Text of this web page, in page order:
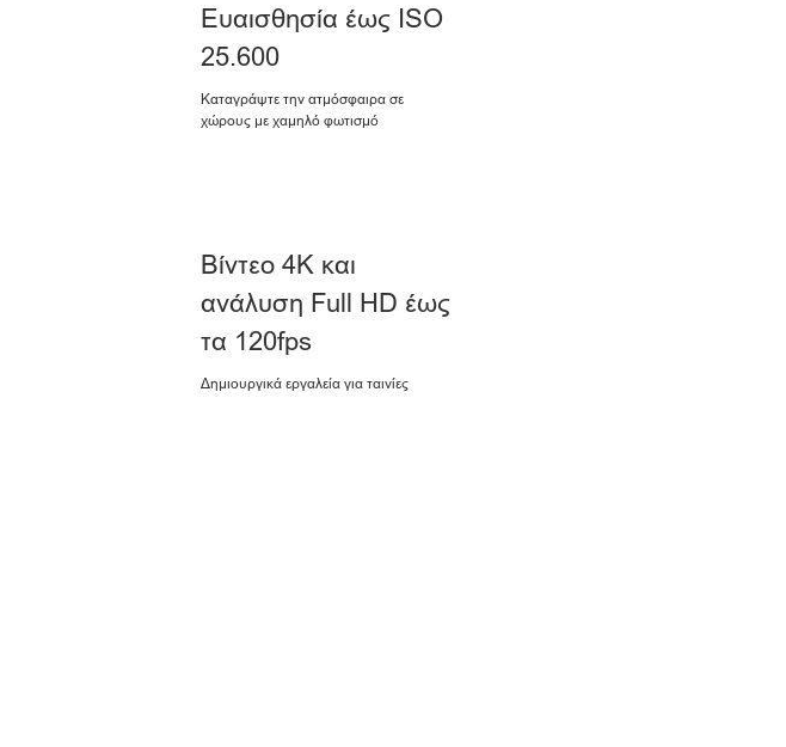
Ευαισθησία έως ISO
25.600
Καταγράψτε την ατμόσφαιρα σε
χώρους με χαμηλό φωτισμό
Βίντεο 4K και
ανάλυση Full HD έως
τα 120fps
Δημιουργικά εργαλεία για ταινίες